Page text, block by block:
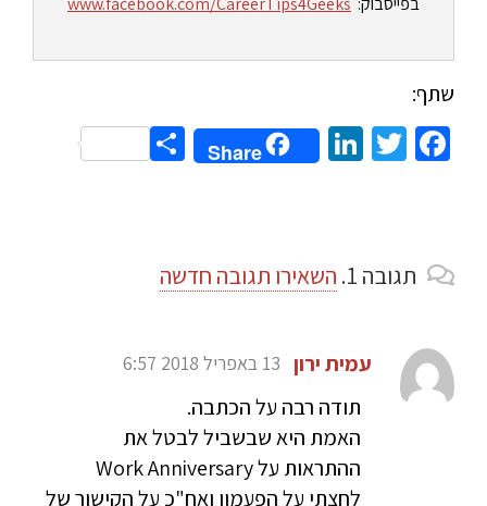
שתף:
Facebook
Twitter
LinkedIn
Share
Share
תגובה השאירו תגובה חדשה
עמית ירון 13 באפריל 2018 6:57
תודה רבה על הכתבה.
האמת היא שבשביל לבטל את
ההתראות על Work Anniversary
לחצתי על הפעמון ואח"כ על הקישור של